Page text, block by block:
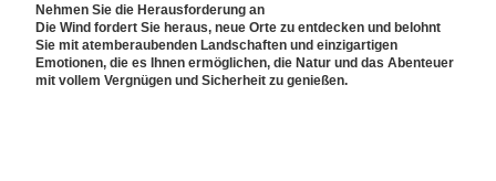
Nehmen Sie die Herausforderung an
Die Wind fordert Sie heraus, neue Orte zu entdecken und belohnt
Sie mit atemberaubenden Landschaften und einzigartigen
Emotionen, die es Ihnen ermöglichen, die Natur und das Abenteuer
mit vollem Vergnügen und Sicherheit zu genießen.